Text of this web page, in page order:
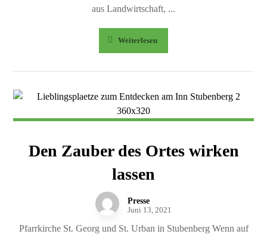
aus Landwirtschaft, ...
Weiterlesen
Den Zauber des Ortes wirken
lassen
Presse
Juni 13, 2021
Pfarrkirche St. Georg und St. Urban in Stubenberg Wenn auf